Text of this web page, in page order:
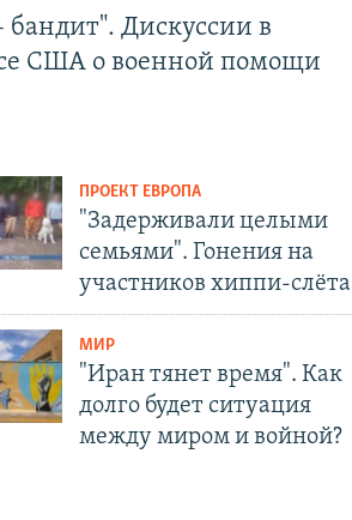
бандит". Дискуссии в
США о военной помощи
ПРОЕКТ ЕВРОПА
"Задерживали целыми
семьями". Гонения на
участников хиппи-слёта
МИР
"Иран тянет время". Как
долго будет ситуация
между миром и войной?